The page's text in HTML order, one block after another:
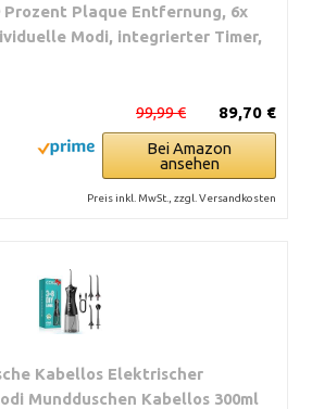
Prozent Plaque Entfernung, 6x
Modi, integrierter Timer,
89,70 €
99,99 €
Bei Amazon
ansehen
Preis inkl. MwSt., zzgl. Versandkosten
Kabellos Elektrischer
Mundduschen Kabellos 300ml